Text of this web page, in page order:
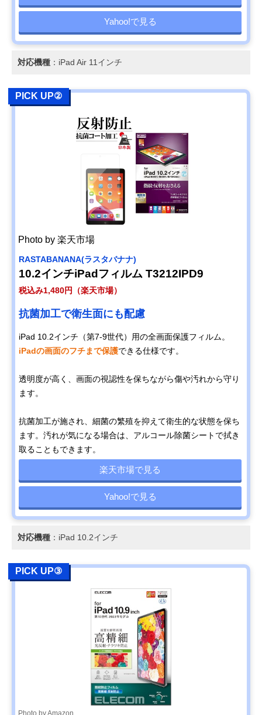
Yahoo!で見る
対応機種 ：iPad Air 11インチ
PICK UP②
Photo by 楽天市場
RASTABANANA(ラスタバナナ)
10.2インチiPadフィルム T3212IPD9
税込み1,480円（楽天市場）
抗菌加工で衛生面にも配慮
iPad 10.2インチ（第7-9世代）用の全画面保護フィルム。
iPadの画面のフチまで保護できる仕様です。
透明度が高く、画面の視認性を保ちながら傷や汚れから守り
ます。
抗菌加工が施され、細菌の繁殖を抑えて衛生的な状態を保ち
ます。汚れが気になる場合は、アルコール除菌シートで拭き
取ることもできます。
楽天市場で見る
Yahoo!で見る
対応機種 ：iPad 10.2インチ
PICK UP③
Photo by Amazon